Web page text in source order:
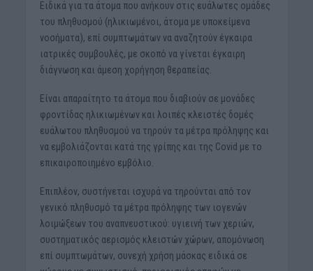
Ειδικά για τα άτομα που ανήκουν στις ευάλωτες ομάδες
του πληθυσμού (ηλικιωμένοι, άτομα με υποκείμενα
νοσήματα), επί συμπτωμάτων να αναζητούν έγκαιρα
ιατρικές συμβουλές, με σκοπό να γίνεται έγκαιρη
διάγνωση και άμεση χορήγηση θεραπείας.
Είναι απαραίτητο τα άτομα που διαβιούν σε μονάδες
φροντίδας ηλικιωμένων και λοιπές κλειστές δομές
ευάλωτου πληθυσμού να τηρούν τα μέτρα πρόληψης και
να εμβολιάζονται κατά της γρίπης και της Covid με το
επικαιροποιημένο εμβόλιο.
Επιπλέον, συστήνεται ισχυρά να τηρούνται από τον
γενικό πληθυσμό τα μέτρα πρόληψης των ιογενών
λοιμώξεων του αναπνευστικού: υγιεινή των χεριών,
συστηματικός αερισμός κλειστών χώρων, απομόνωση
επί συμπτωμάτων, συνεχή χρήση μάσκας ειδικά σε